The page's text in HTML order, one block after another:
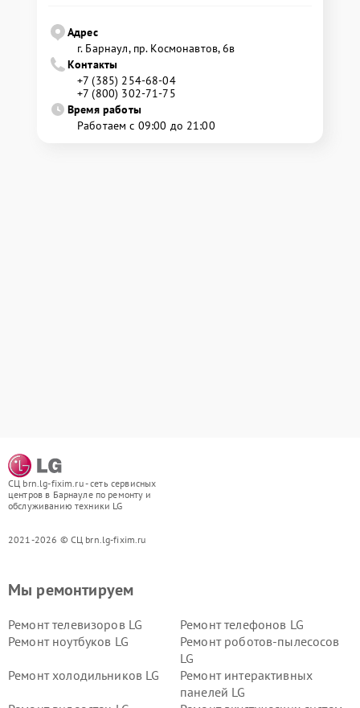
Адрес
г. Барнаул, ​пр. Космонавтов, 6в
Контакты
+7 (385) 254-68-04
+7 (800) 302-71-75
Время работы
Работаем с 09:00 до 21:00
СЦ brn.lg-fixim.ru - сеть сервисных
центров в Барнауле по ремонту и
обслуживанию техники LG
2021-2026 © СЦ brn.lg-fixim.ru
Мы ремонтируем
Ремонт телевизоров LG
Ремонт телефонов LG
Ремонт ноутбуков LG
Ремонт роботов-пылесосов
LG
Ремонт холодильников LG
Ремонт интерактивных
панелей LG